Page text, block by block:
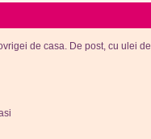
de casa. De post, cu ulei